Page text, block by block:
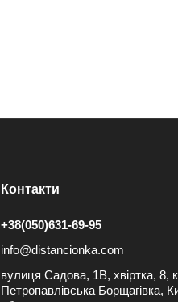
Контакти
+38(050)631-69-95
info@distancionka.com
вулиця Садова, 1В, хвіртка, 8,
Петропавлівська Борщагівка,